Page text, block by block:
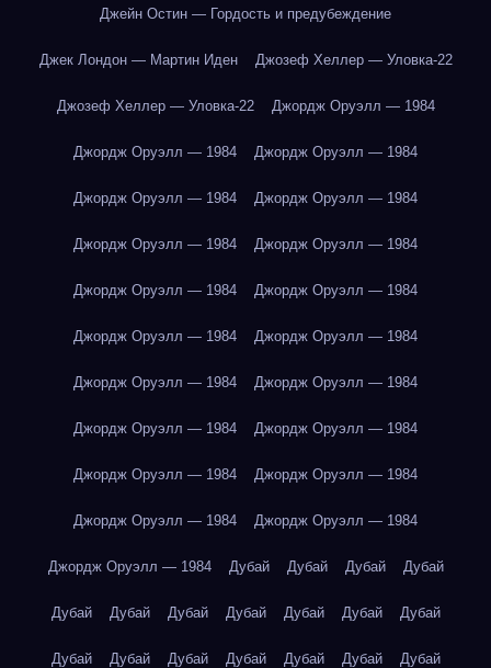
Джейн Остин — Гордость и предубеждение
Джек Лондон — Мартин Иден Джозеф Хеллер — Уловка-22
Джозеф Хеллер — Уловка-22 Джордж Оруэлл — 1984
Джордж Оруэлл — 1984 Джордж Оруэлл — 1984
Джордж Оруэлл — 1984 Джордж Оруэлл — 1984
Джордж Оруэлл — 1984 Джордж Оруэлл — 1984
Джордж Оруэлл — 1984 Джордж Оруэлл — 1984
Джордж Оруэлл — 1984 Джордж Оруэлл — 1984
Джордж Оруэлл — 1984 Джордж Оруэлл — 1984
Джордж Оруэлл — 1984 Джордж Оруэлл — 1984
Джордж Оруэлл — 1984 Джордж Оруэлл — 1984
Джордж Оруэлл — 1984 Джордж Оруэлл — 1984
Джордж Оруэлл — 1984 Дубай Дубай Дубай Дубай
Дубай Дубай Дубай Дубай Дубай Дубай Дубай
Дубай Дубай Дубай Дубай Дубай Дубай Дубай